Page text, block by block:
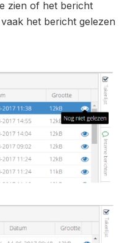
zien of het bericht
het bericht gelezen